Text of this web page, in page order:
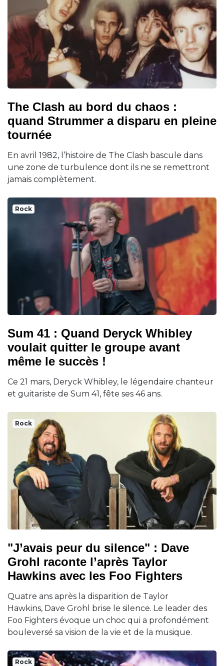
The Clash au bord du chaos :
quand Strummer a disparu en pleine
tournée
En avril 1982, l’histoire de The Clash bascule dans
une zone de turbulence dont ils ne se remettront
jamais complètement.
Rock
Sum 41 : Quand Deryck Whibley
voulait quitter le groupe avant
même le succès !
Ce 21 mars, Deryck Whibley, le légendaire chanteur
et guitariste de Sum 41, fête ses 46 ans.
Rock
"J’avais peur du silence" : Dave
Grohl raconte l’après Taylor
Hawkins avec les Foo Fighters
Quatre ans après la disparition de Taylor
Hawkins, Dave Grohl brise le silence. Le leader des
Foo Fighters évoque un choc qui a profondément
bouleversé sa vision de la vie et de la musique.
Rock